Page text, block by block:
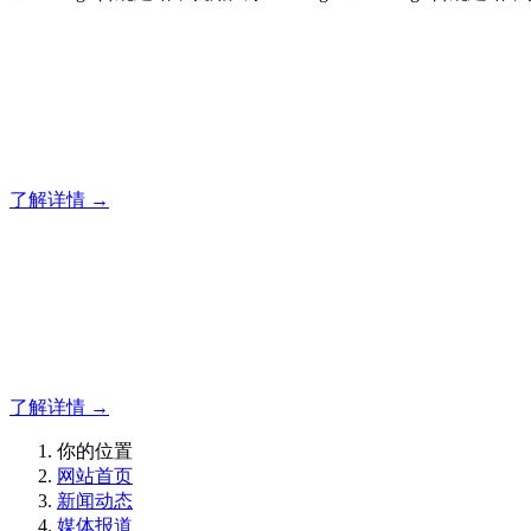
了解详情 →
了解详情 →
你的位置
网站首页
新闻动态
媒体报道